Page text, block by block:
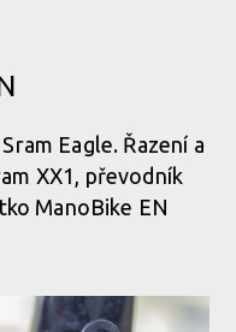
Eagle. Řazení a
XX1, převodník
ManoBike EN